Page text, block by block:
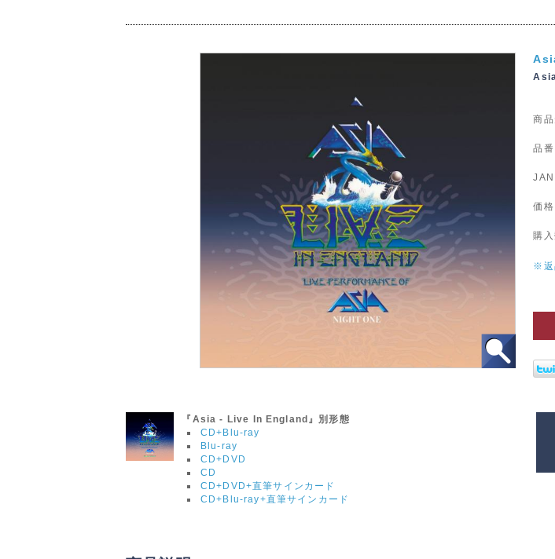
商
品番
JAN
価格
購入
※返
『Asia - Live In England』別形態
CD+Blu-ray
Blu-ray
CD+DVD
CD
CD+DVD+直筆サインカード
CD+Blu-ray+直筆サインカード